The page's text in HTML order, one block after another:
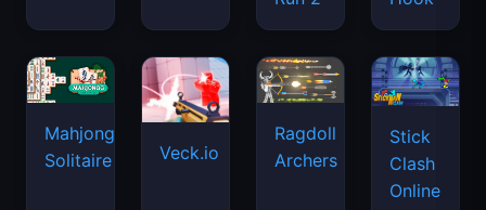
Mahjongg
Solitaire
Veck.io
Ragdoll
Archers
Stick
Clash
Online